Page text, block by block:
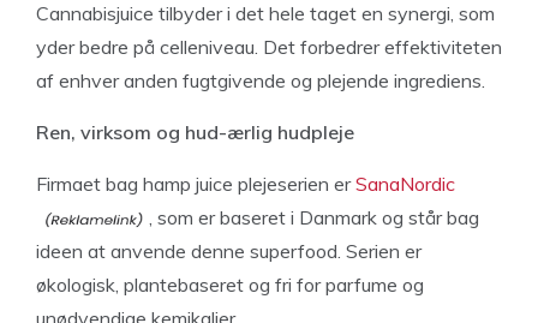
Cannabisjuice tilbyder i det hele taget en synergi, som
yder bedre på celleniveau. Det forbedrer effektiviteten
af ​​enhver anden fugtgivende og plejende ingrediens.
Ren, virksom og hud-ærlig hudpleje
Firmaet bag hamp juice plejeserien erSanaNordic
, som er baseret i Danmark og står bag
ideen at anvende denne superfood. Serien er
økologisk, plantebaseret og fri for parfume og
unødvendige kemikalier.